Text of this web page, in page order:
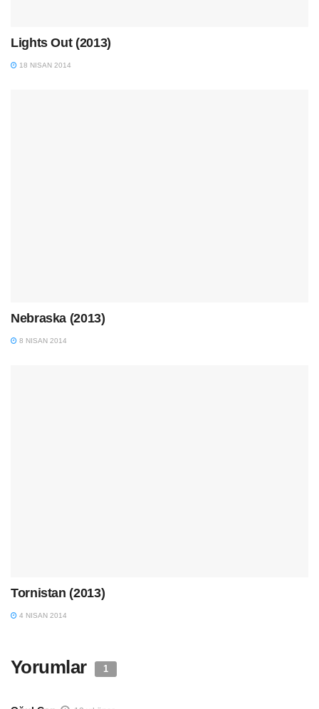
Lights Out (2013)
18 NISAN 2014
Nebraska (2013)
8 NISAN 2014
Tornistan (2013)
4 NISAN 2014
Yorumlar 1